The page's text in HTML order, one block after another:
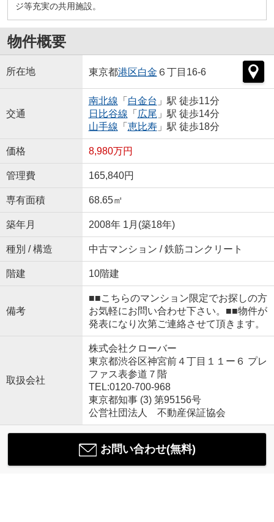
ジ等充実の共用施設。
物件概要
所在地 東京都港区白金 ６丁目16-6
交通
南北線 「 白金台 」駅 徒歩11分
日比谷線 「 広尾 」駅 徒歩14分
山手線 「 恵比寿」駅 徒歩18分
価格 8,980万円
管理費 165,840円
専有面積 68.65㎡
築年月 2008年 1月(築18年)
種別 / 構造 中古マンション / 鉄筋コンクリート
階建 10階建
備考
■■こちらのマンション限定でお探しの方
お気軽にお問い合わせ下さい。■■物件が
発表になり次第ご連絡させて頂きます。
取扱会社
株式会社クローバー
東京都渋谷区神宮前４丁目１１ー６ プレ
ファス表参道７階
TEL:0120-700-968
東京都知事 (3) 第95156号
公営社団法人 不動産保証協会
お問い合わせ(無料)